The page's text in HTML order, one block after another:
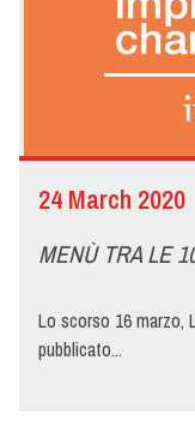
24 March 2020
MENÙ TRA LE
Lo scorso 16 marzo,
pubblicato...